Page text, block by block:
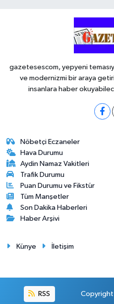
gazetesescom, yepyeni
ve modernizmi bir araya
insanlara haber
Nöbetçi Eczaneler
Hava Durumu
Aydin Namaz Vakitleri
Trafik Durumu
Puan Durumu ve Fikstür
Tüm Manşetler
Son Dakika Haberleri
Haber Arşivi
Künye İletişim
RSS Copyright